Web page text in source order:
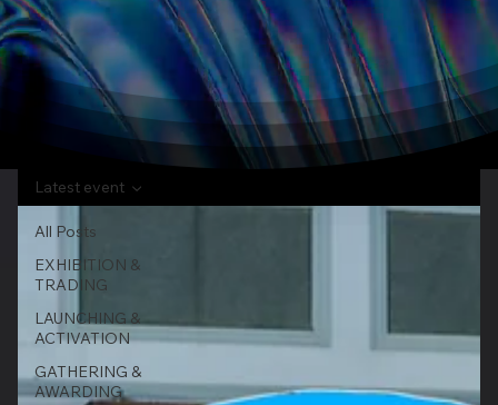
All Posts
EXHIBITION &
TRADING
LAUNCHING &
ACTIVATION
GATHERING &
AWARDING
Latest event